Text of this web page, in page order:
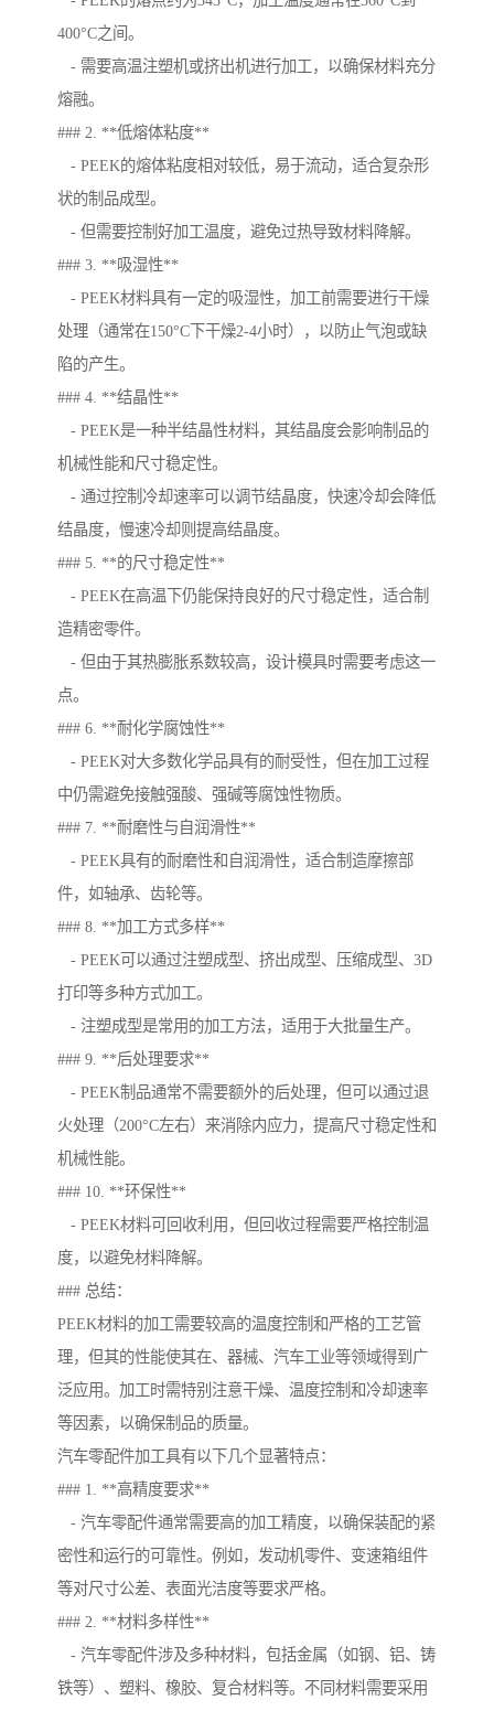
400°C之间。
- 需要高温注塑机或挤出机进行加工，以确保材料充分
熔融。
### 2. **低熔体粘度**
- PEEK的熔体粘度相对较低，易于流动，适合复杂形
状的制品成型。
- 但需要控制好加工温度，避免过热导致材料降解。
### 3. **吸湿性**
- PEEK材料具有一定的吸湿性，加工前需要进行干燥
处理（通常在150°C下干燥2-4小时），以防止气泡或缺
陷的产生。
### 4. **结晶性**
- PEEK是一种半结晶性材料，其结晶度会影响制品的
机械性能和尺寸稳定性。
- 通过控制冷却速率可以调节结晶度，快速冷却会降低
结晶度，慢速冷却则提高结晶度。
### 5. **的尺寸稳定性**
- PEEK在高温下仍能保持良好的尺寸稳定性，适合制
造精密零件。
- 但由于其热膨胀系数较高，设计模具时需要考虑这一
点。
### 6. **耐化学腐蚀性**
- PEEK对大多数化学品具有的耐受性，但在加工过程
中仍需避免接触强酸、强碱等腐蚀性物质。
### 7. **耐磨性与自润滑性**
- PEEK具有的耐磨性和自润滑性，适合制造摩擦部
件，如轴承、齿轮等。
### 8. **加工方式多样**
- PEEK可以通过注塑成型、挤出成型、压缩成型、3D
打印等多种方式加工。
- 注塑成型是常用的加工方法，适用于大批量生产。
### 9. **后处理要求**
- PEEK制品通常不需要额外的后处理，但可以通过退
火处理（200°C左右）来消除内应力，提高尺寸稳定性和
机械性能。
### 10. **环保性**
- PEEK材料可回收利用，但回收过程需要严格控制温
度，以避免材料降解。
### 总结：
PEEK材料的加工需要较高的温度控制和严格的工艺管
理，但其的性能使其在、器械、汽车工业等领域得到广
泛应用。加工时需特别注意干燥、温度控制和冷却速率
等因素，以确保制品的质量。
汽车零配件加工具有以下几个显著特点：
### 1. **高精度要求**
- 汽车零配件通常需要高的加工精度，以确保装配的紧
密性和运行的可靠性。例如，发动机零件、变速箱组件
等对尺寸公差、表面光洁度等要求严格。
### 2. **材料多样性**
- 汽车零配件涉及多种材料，包括金属（如钢、铝、铸
铁等）、塑料、橡胶、复合材料等。不同材料需要采用